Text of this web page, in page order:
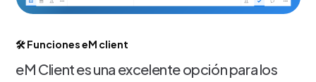
🛠️ Funciones eM client
eM Client es una excelente opción para los